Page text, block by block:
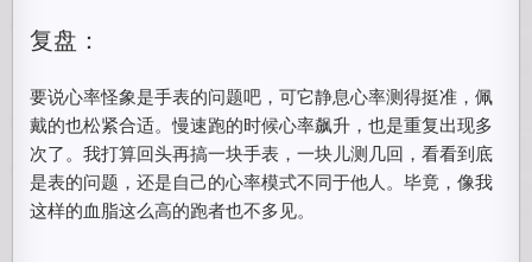
复盘：
要说心率怪象是手表的问题吧，可它静息心率测得挺准，佩
戴的也松紧合适。慢速跑的时候心率飙升，也是重复出现多
次了。我打算回头再搞一块手表，一块儿测几回，看看到底
是表的问题，还是自己的心率模式不同于他人。毕竟，像我
这样的血脂这么高的跑者也不多见。